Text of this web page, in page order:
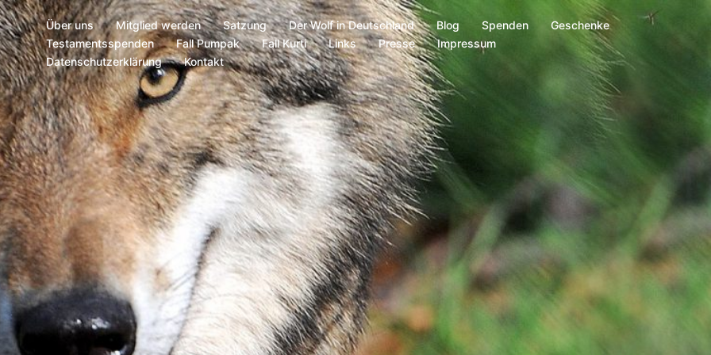
Über uns Mitglied werden Satzung Der Wolf in Deutschland Blog Spenden
Geschenke
Testamentsspenden
Fall Pumpak Fall Kurti Links Presse
Impressum
Datenschutzerklärung
Kontakt